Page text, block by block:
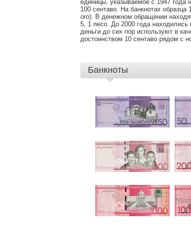
единицы, указываемое с 1947 года
100 сентаво. На банкнотах
oro). В денежном обращении
5, 1 песо. До 2000 года
деньги до сих пор используют в
достоинством 10 сентаво рядом с
Банкноты